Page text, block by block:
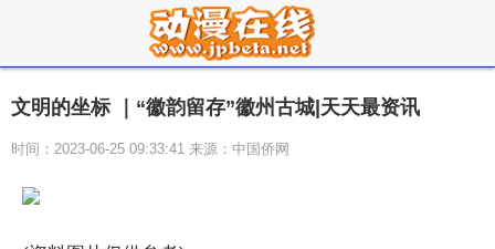
文明的坐标 ｜“徽韵留存”徽州古城|天天最资讯
时间：2023-06-25 09:33:41 来源：中国侨网